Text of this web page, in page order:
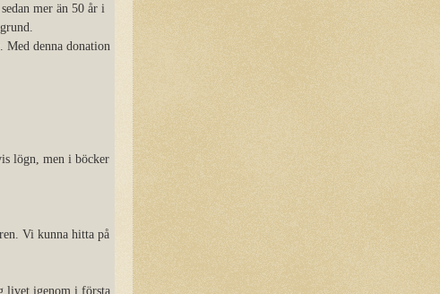
mer än 50 år i
denna donation
lögn, men i böcker
Vi kunna hitta på
livet igenom i första